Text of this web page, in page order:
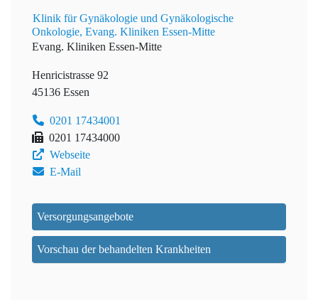
Klinik für Gynäkologie und Gynäkologische
Onkologie, Evang. Kliniken Essen-Mitte
Evang. Kliniken Essen-Mitte
Henricistrasse 92
45136 Essen
0201 17434001
0201 17434000
Webseite
E-Mail
Versorgungsangebote
Vorschau der behandelten Krankheiten